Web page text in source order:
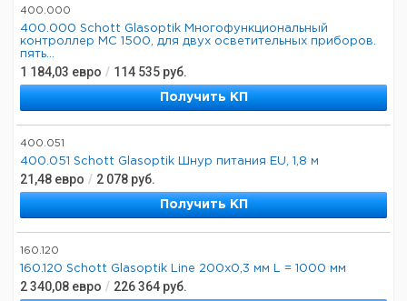
400.000
400.000 Schott Glasoptik Многофункциональный
контроллер MC 1500, для двух осветительных приборов.
пять...
1 184,03 евро / 114 535 руб.
Получить КП
400.051
400.051 Schott Glasoptik Шнур питания EU, 1,8 м
21,48 евро / 2 078 руб.
Получить КП
160.120
160.120 Schott Glasoptik Line 200x0,3 мм L = 1000 мм
2 340,08 евро / 226 364 руб.